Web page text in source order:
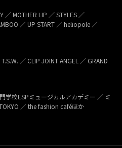
／ MOTHER LIP ／ STYLES ／
／ UP START ／ heliopole ／
／ CLIP JOINT ANGEL ／ GRAND
学校ESPミュージカルアカデミー ／ ミ
／ the fashion caféほか